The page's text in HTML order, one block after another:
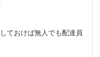
ておけば無人でも配達員